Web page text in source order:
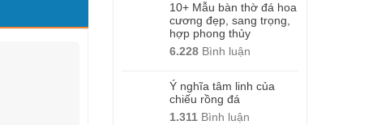
10+ Mẫu bàn thờ đá hoa
cương đẹp, sang trọng,
hợp phong thủy
6.228 Bình luận
Ý nghĩa tâm linh của
chiếu rồng đá
1.311 Bình luận